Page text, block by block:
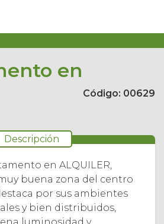
en
Código: 00629
Descripción
en ALQUILER,
buena zona del centro
por sus ambientes
y bien distribuidos,